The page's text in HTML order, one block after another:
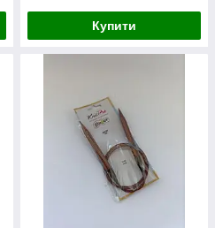
Купити